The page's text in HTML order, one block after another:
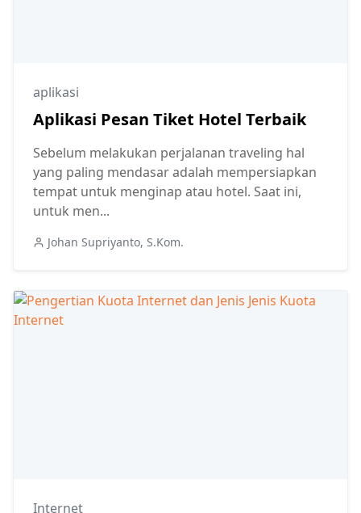
aplikasi
Aplikasi Pesan Tiket Hotel Terbaik
Sebelum melakukan perjalanan traveling hal
yang paling mendasar adalah mempersiapkan
tempat untuk menginap atau hotel. Saat ini,
untuk men...
Johan Supriyanto, S.Kom.
Internet